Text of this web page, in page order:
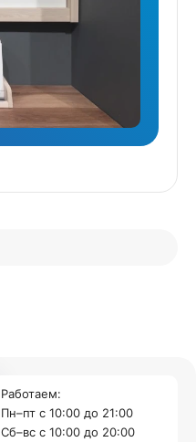
Работаем:
Пн–пт с 10:00 до 21:00
Cб–вс с 10:00 до 20:00